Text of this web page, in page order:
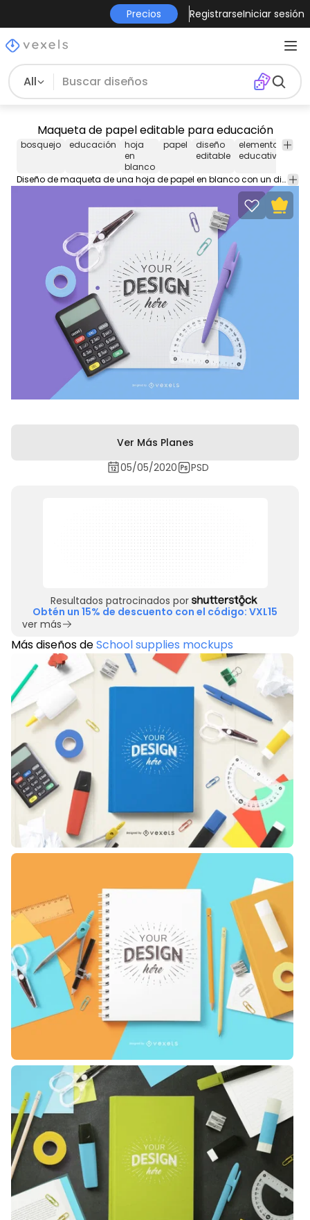
Precios RegistrarseIniciar sesión
All
Maqueta de papel editable para educación
bosquejo educación
hoja
en
blanco
papel
diseño
editable
elementos
educativos
Diseño de maqueta de una hoja de papel en blanco con un diseño que puede editar y elementos educativos a su alrededor. Coloque logotipos e imágenes en nuestras plantillas PSD Mockup y edítelas con nuestros objetos inteligentes fáciles de usar para Photoshop.
Ver Más Planes
05/05/2020
PSD
Resultados patrocinados por
Obtén un 15% de descuento con el código: VXL15
ver más
Más diseños deSchool supplies mockups